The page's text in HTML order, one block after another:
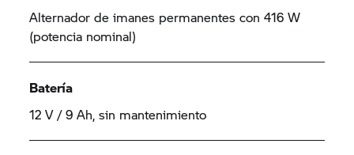
Alternador de imanes permanentes con 416 W
(potencia nominal)
Batería
12 V / 9 Ah, sin mantenimiento